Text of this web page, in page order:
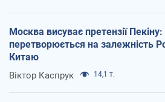
Москва висуває претензії
перетворюється на залежність
Китаю
Віктор Каспрук 14,1 т.